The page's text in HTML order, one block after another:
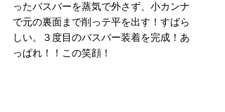
ったバスバーを蒸気で外さず、小カンナ
で元の裏面まで削っテ平を出す！すばら
しい。３度目のバスバー装着を完成！あ
っぱれ！！この笑顔！